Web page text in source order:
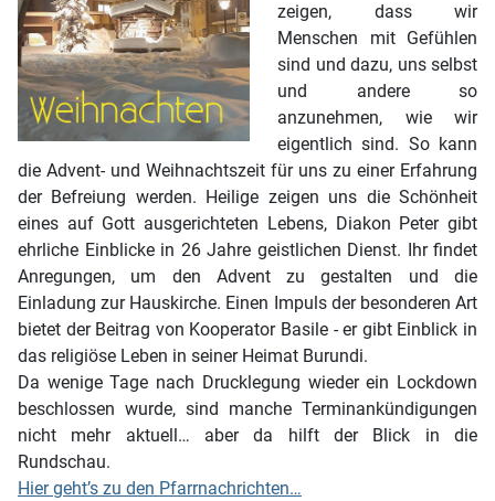
zeigen, dass wir
Menschen mit Gefühlen
sind und dazu, uns selbst
und andere so
anzunehmen, wie wir
eigentlich sind. So kann
die Advent- und Weihnachtszeit für uns zu einer Erfahrung
der Befreiung werden. Heilige zeigen uns die Schönheit
eines auf Gott ausgerichteten Lebens, Diakon Peter gibt
ehrliche Einblicke in 26 Jahre geistlichen Dienst. Ihr findet
Anregungen, um den Advent zu gestalten und die
Einladung zur Hauskirche. Einen Impuls der besonderen Art
bietet der Beitrag von Kooperator Basile - er gibt Einblick in
das religiöse Leben in seiner Heimat Burundi.
Da wenige Tage nach Drucklegung wieder ein Lockdown
beschlossen wurde, sind manche Terminankündigungen
nicht mehr aktuell… aber da hilft der Blick in die
Rundschau.
Hier geht’s zu den Pfarrnachrichten…